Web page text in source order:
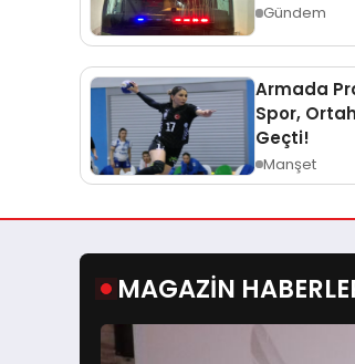
Gündem
Armada
Spor,
Geçti!
Manşet
MAGAZİN